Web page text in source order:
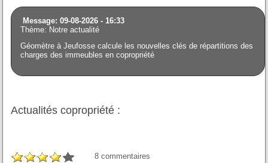
Message: 09-08-2026 - 16:33
Thème: Notre actualité
Géomètre à Jeufosse calcule les nouvelles clés de répartitions des
charges des immeubles en copropriété
Actualités copropriété :
8 commentaires